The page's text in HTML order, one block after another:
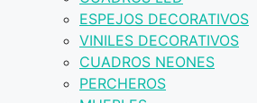
ESPEJOS DECORATIVOS
VINILES DECORATIVOS
CUADROS NEONES
PERCHEROS